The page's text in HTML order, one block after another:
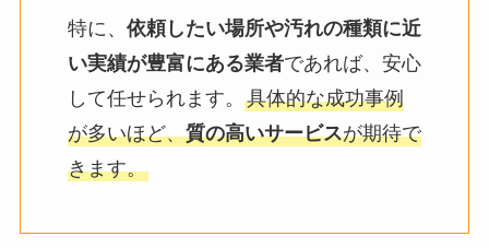
特に、 依頼したい場所や汚れの種類に近
い実績が豊富にある業者であれば、安心
して任せられます。 具体的な成功事例
が多いほど、質の高いサービスが期待で
きます。